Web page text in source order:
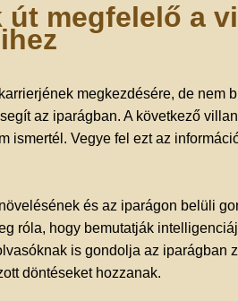
megfelelő a
megkezdésére, de nem
az iparágban. A következő
ismertél. Vegye fel ezt az
és az iparágon belüli
róla, hogy bemutatják
is gondolja az iparágban
döntéseket hozzanak.